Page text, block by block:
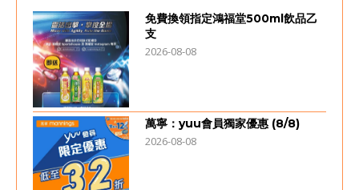
免費換領指定鴻福堂500ml飲品乙
支
2026-08-08
萬寧：yuu會員獨家優惠 (8/8)
2026-08-08